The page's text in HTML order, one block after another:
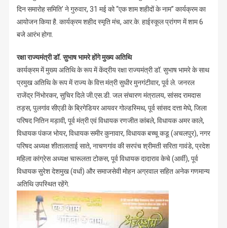
दिन समारोह समिति’ ने गुरुवार, 31 मई को “एक शाम शहीदों के नाम” कार्यक्रम का
आयोजन किया है. कार्यक्रम शहीद स्मृति मंच, आर.के. हाईस्कूल प्रांगण में शाम 6
बजे आरंभ होगा.
रक्षा राज्यमंत्री डॉ. सुभाष भामरे होंगे मुख्य अतिथि
कार्यक्रम में मुख्य अतिथि के रूप में केंद्रीय रक्षा राज्यमंत्री डॉ. सुभाष भामरे के साथ
प्रमुख अतिथि के रूप में राज्य के वित्त मंत्री सुधीर मुनगंटीवार, पूर्व ले. जनरल
राजेंद्र निंभोरकर, सुचिर दिले जी.एस.डी. जल संचारण मंत्रालय, सांसद रामदास
तड़स, पुलगांव सीएडी के ब्रिगेडियर आयवर गोल्डस्मिथ, पूर्व सांसद दत्ता मेघे, जिला
परिषद नितिन मड़ावी, पूर्व मंत्री एवं विधायक रणजीत कांबले, विधायक अमर काले,
विधायक पंकज भोयर, विधायक समीर कुनावार, विधायक बच्चू कडू (अचलपुर), नगर
परिषद अध्यक्ष शीतालाताई साते, नाचणगांव की सरपंच श्रीमती सरिता गावंडे, प्रदेश
महिला कांग्रेस अध्यक्ष चारूलता टोकस, पूर्व विधायक दादाराव केचे (आर्वी), पूर्व
विधायक सुरेश देशमुख (वर्धा) और समाजसेवी मोहन अग्रवाल सहित अनेक गणमान्य
अतिथि उपस्थित रहेंगे.